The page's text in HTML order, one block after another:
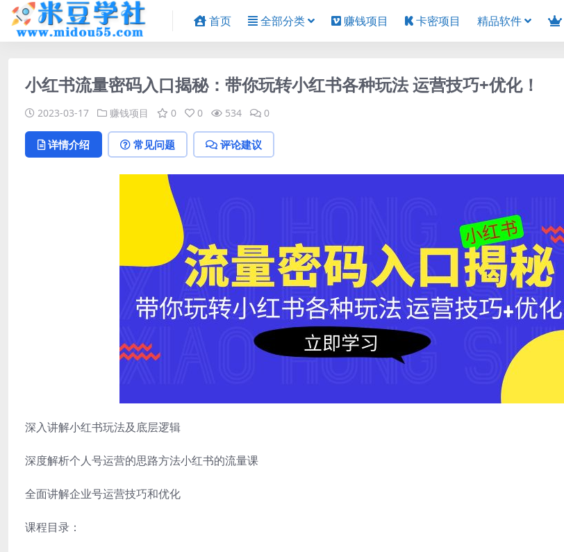
首页 全部分类 赚钱项目 卡密项目 精品软件
小红书流量密码入口揭秘：带你玩转小红书各种玩法 运营技巧+优化！
2023-03-17 赚钱项目 0 0 534 0
详情介绍 常见问题 评论建议
深入讲解小红书玩法及底层逻辑
深度解析个人号运营的思路方法小红书的流量课
全面讲解企业号运营技巧和优化
课程目录：